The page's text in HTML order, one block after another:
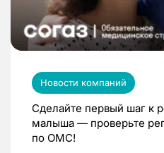
Новости компаний
Сделайте первый шаг к
малыша — проверьте
по ОМС!